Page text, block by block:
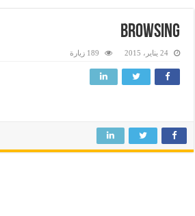
browsing
24 يناير، 2015 189 زيارة